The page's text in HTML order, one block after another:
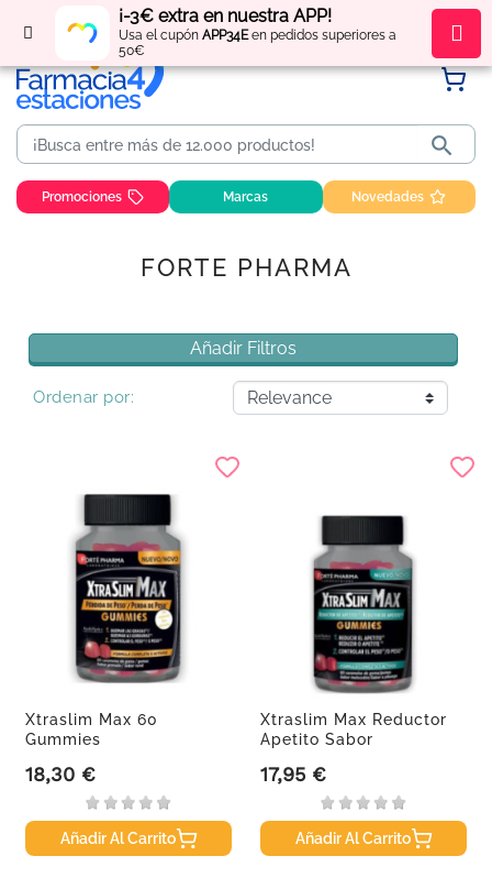
¡-3€ extra en nuestra APP!
Usa el cupón APP34Een pedidos superiores a
50€
Regístratey obténpuntos por tus compras

Promociones Marcas Novedades
FORTE PHARMA
Añadir Filtros
Ordenar por:
Xtraslim Max 60
Gummies
Precio
18,30 €
Añadir Al Carrito
Xtraslim Max Reductor
Apetito Sabor
Precio
17,95 €
Añadir Al Carrito